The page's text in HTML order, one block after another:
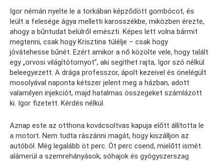
Igor némán nyelte le a torkában képződött gombócot, és
leült a felesége ágya melletti karosszékbe, miközben érezte,
ahogy a bűntudat belülről emészti. Képes lett volna bármit
megtenni, csak hogy Krisztina túlélje – csak hogy
jóvátehesse bűnét. Ezért amikor a nő közölte vele, hogy talált
egy „orvosi világítótornyot”, aki segíthet rajta, Igor szó nélkül
beleegyezett. A drága professzor, ápolt kezeivel és önelégült
mosolyával naponta kétszer jelent meg a házban, adott
valamilyen injekciót, majd hatalmas összegeket számlázott
ki. Igor fizetett. Kérdés nélkül.
Aznap este az otthona kovácsoltvas kapuja előtt állította le
a motort. Nem tudta rászánni magát, hogy kiszálljon az
autóból. Még legalább öt perc. Öt perc csend, mielőtt ismét
alámerül a szemrehányások, sóhajok és gyógyszerszag